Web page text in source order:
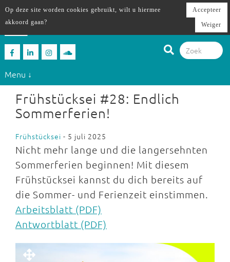
Menu ↓
Frühstücksei #28: Endlich
Sommerferien!
Frühstücksei - 5 juli 2025
Nicht mehr lange und die langersehnten
Sommerferien beginnen! Mit diesem
Frühstücksei kannst du dich bereits auf
die Sommer- und Ferienzeit einstimmen.
Arbeitsblatt (PDF)
Antwortblatt (PDF)
Op deze site worden cookies gebruikt, wilt u hiermee
akkoord gaan?
Accepteer
Weiger